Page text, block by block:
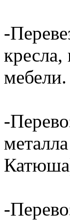
-
мебели.
-
-